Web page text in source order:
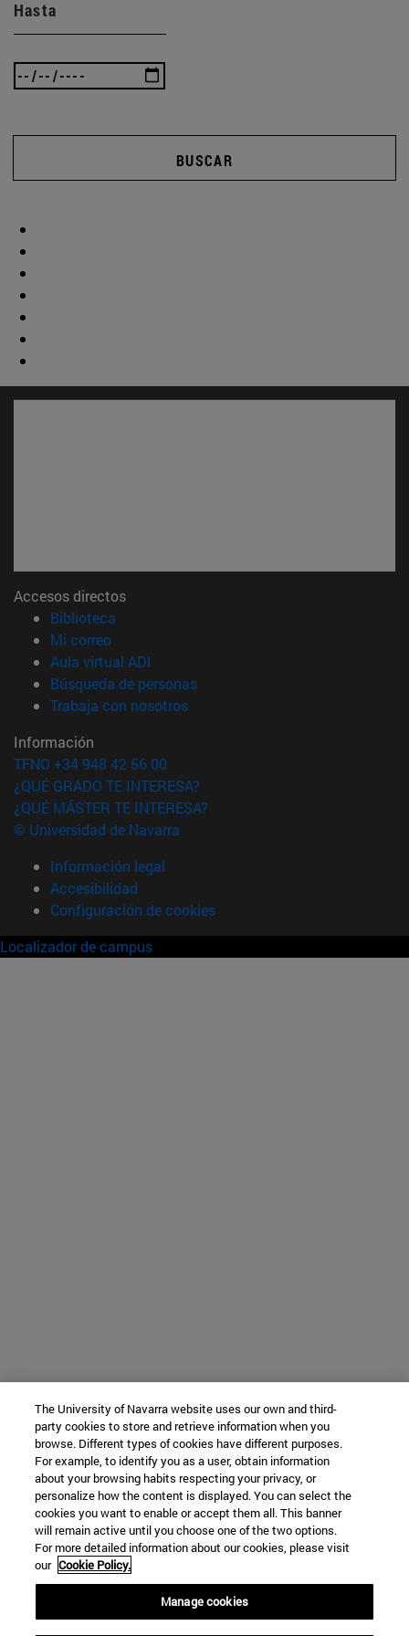
Hasta
BUSCAR
Accesos directos
Biblioteca
Mi correo(abre en nueva ventana)
Aula virtual ADI
Búsqueda de personas(abre en nueva ventana)
Trabaja con nosotros(abre en nueva ventana)
Información
TFNO +34 948 42 56 00
¿QUÉ GRADO TE INTERESA?
¿QUÉ MÁSTER TE INTERESA?
© Universidad de Navarra
Información legal
Accesibilidad
Configuración de cookies
Localizador de campus
The University of Navarra website uses our own and third-
party cookies to store and retrieve information when you
browse. Different types of cookies have different purposes.
For example, to identify you as a user, obtain information
about your browsing habits respecting your privacy, or
personalize how the content is displayed. You can select the
cookies you want to enable or accept them all. This banner
will remain active until you choose one of the two options.
For more detailed information about our cookies, please visit
our Cookie Policy.
Manage cookies